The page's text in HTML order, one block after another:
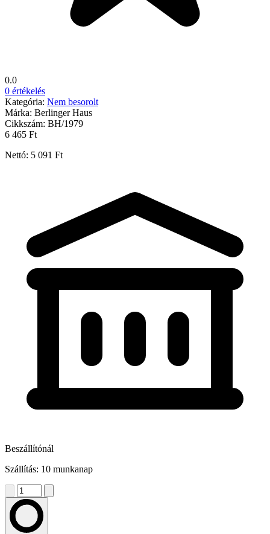
0.0
0 értékelés
Kategória: Nem besorolt
Márka: Berlinger Haus
Cikkszám: BH/1979
6 465 Ft
Nettó: 5 091 Ft
Beszállítónál
Szállítás: 10 munkanap